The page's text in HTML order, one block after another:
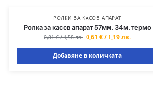
РОЛКИ ЗА КАСОВ АПАРАТ
Ролка за касов апарат 57мм. 34м. термо
0,81€ /1,58лв. 0,61€/1,19лв.
Добавяне в количката